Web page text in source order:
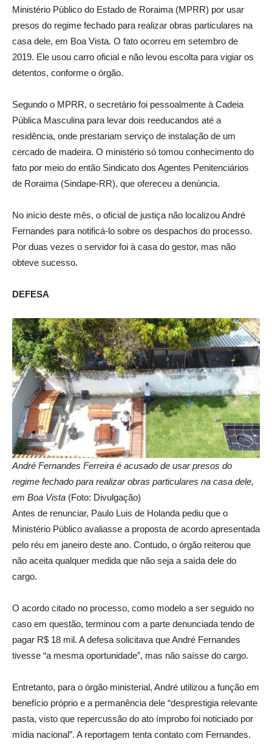
Ministério Público do Estado de Roraima (MPRR) por usar
presos do regime fechado para realizar obras particulares na
casa dele, em Boa Vista. O fato ocorreu em setembro de
2019. Ele usou carro oficial e não levou escolta para vigiar os
detentos, conforme o órgão.
Segundo o MPRR, o secretário foi pessoalmente à Cadeia
Pública Masculina para levar dois reeducandos até a
residência, onde prestariam serviço de instalação de um
cercado de madeira. O ministério só tomou conhecimento do
fato por meio do então Sindicato dos Agentes Penitenciários
de Roraima (Sindape-RR), que ofereceu a denúncia.
No início deste mês, o oficial de justiça não localizou André
Fernandes para notificá-lo sobre os despachos do processo.
Por duas vezes o servidor foi à casa do gestor, mas não
obteve sucesso.
DEFESA
André Fernandes Ferreira é acusado de usar presos do
regime fechado para realizar obras particulares na casa dele,
em Boa Vista (Foto: Divulgação)
Antes de renunciar, Paulo Luis de Holanda pediu que o
Ministério Público avaliasse a proposta de acordo apresentada
pelo réu em janeiro deste ano. Contudo, o órgão reiterou que
não aceita qualquer medida que não seja a saída dele do
cargo.
O acordo citado no processo, como modelo a ser seguido no
caso em questão, terminou com a parte denunciada tendo de
pagar R$ 18 mil. A defesa solicitava que André Fernandes
tivesse “a mesma oportunidade”, mas não saísse do cargo.
Entretanto, para o órgão ministerial, André utilizou a função em
benefício próprio e a permanência dele “desprestigia relevante
pasta, visto que repercussão do ato ímprobo foi noticiado por
mídia nacional”. A reportagem tenta contato com Fernandes.